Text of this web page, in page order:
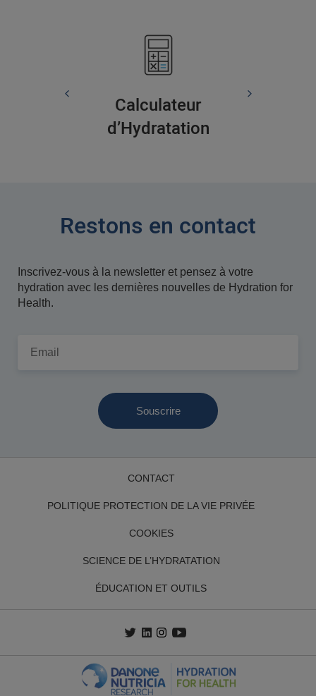
Calculateur
d’Hydratation
Restons en contact
Inscrivez-vous à la newsletter et pensez à votre
hydration avec les dernières nouvelles de Hydration for
Health.
CONTACT
POLITIQUE PROTECTION DE LA VIE PRIVÉE
COOKIES
SCIENCE DE L’HYDRATATION
ÉDUCATION ET OUTILS